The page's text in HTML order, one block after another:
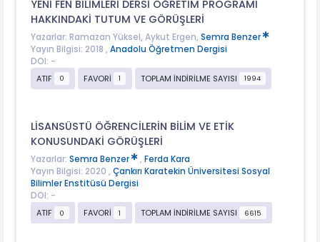
YENİ FEN BİLİMLERİ DERSİ ÖĞRETİM PROGRAMI
HAKKINDAKİ TUTUM VE GÖRÜŞLERİ
Yazarlar: Ramazan Yüksel, Aykut Ergen, Semra Benzer
Yayın Bilgisi: 2018 , Anadolu Öğretmen Dergisi
DOI: -
ATIF
0 FAVORİ 1 TOPLAM İNDİRİLME SAYISI 1994
LİSANSÜSTÜ ÖĞRENCİLERİN BİLİM VE ETİK
KONUSUNDAKİ GÖRÜŞLERİ
Yazarlar: Semra Benzer , Ferda Kara
Yayın Bilgisi: 2020 , Çankırı Karatekin Üniversitesi Sosyal
Bilimler Enstitüsü Dergisi
DOI: -
ATIF
0 FAVORİ 1 TOPLAM İNDİRİLME SAYISI 6615